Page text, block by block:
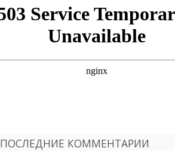
ПОСЛЕДНИЕ КОММЕНТАРИИ